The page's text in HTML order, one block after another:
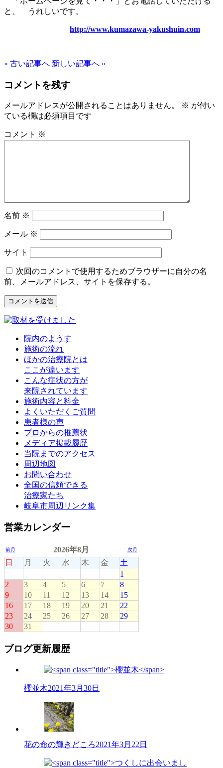
と、 うれしいです。
http://www.kumazawa-yakushuin.com
« 古い記事へ 新しい記事へ »
コメントを残す
メールアドレスが公開されることはありません。 ※ が付い
ている欄は必須項目です
コメント ※
名前 ※
メール ※
サイト
次回のコメントで使用するためブラウザーに自分の名
前、メールアドレス、サイトを保存する。
院内のようす
施術の流れ
ほかの治療院とは
ここが違います
こんな症状の方が
来院されています
施術内容と料金
よくいただくご質問
患者様の声
プロからの推薦状
メディア掲載履歴
当院までのアクセス
周辺地図
お問い合わせ
全国の信頼できる
治療家たち
岐阜市周辺リンク集
営業カレンダー
ブログ更新履歴
櫻並木2021年3月30日
花の命の輝きどころ2021年3月22日